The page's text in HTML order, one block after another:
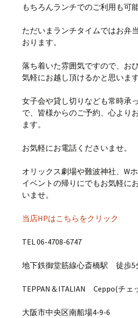
もちろんランチでのご利用も可
ただいまランチタイムではお弁
おります。
落ち着いた雰囲気ですので、お
気軽にお越し頂けるかと思います
女子会や貸し切りなども常時承
で、皆様からのご予約、心より
ます。
お気軽にお電話くださいませ。
オリックス劇場や難波神社、Wホ
イベントの帰りにでもお気軽に
いませ。
当店HPはこちらをクリック
TEL 06-4708-6747
地下鉄御堂筋線心斎橋駅 徒歩5
TEPPAN＆ITALIAN Ceppo(チェ
大阪市中央区南船場4-9-6